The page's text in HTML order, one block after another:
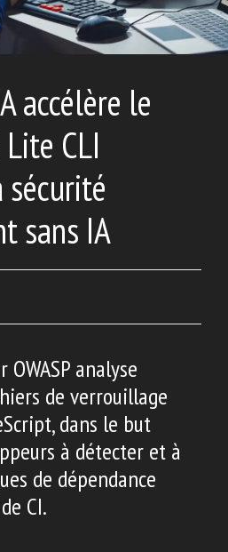
accélère le
Lite CLI
sans IA
OWASP analyse
de verrouillage
dans le but
à détecter et à
de dépendance
CI.